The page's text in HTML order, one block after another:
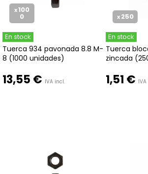
x100
0
En stock
Tuerca 934 pavonada 8.8 M-
8 (1000 unidades)
13,55 € IVA incl.
x 250
En stock
Tuerca
zincada
1,51 €